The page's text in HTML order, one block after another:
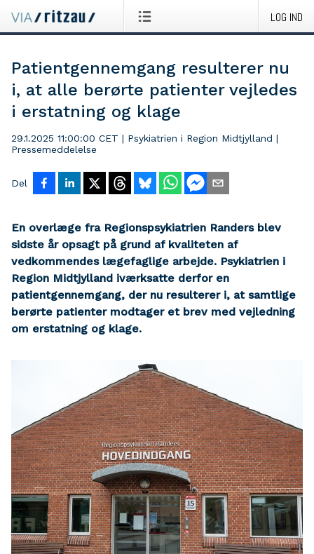
LOG IND
Patientgennemgang resulterer nu
i, at alle berørte patienter vejledes
i erstatning og klage
29.1.2025 11:00:00 CET | Psykiatrien i Region Midtjylland |
Pressemeddelelse
Del
En overlæge fra Regionspsykiatrien Randers blev
sidste år opsagt på grund af kvaliteten af
vedkommendes lægefaglige arbejde. Psykiatrien i
Region Midtjylland iværksatte derfor en
patientgennemgang, der nu resulterer i, at samtlige
berørte patienter modtager et brev med vejledning
om erstatning og klage.